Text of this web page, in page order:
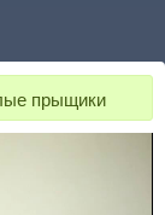
прыщики